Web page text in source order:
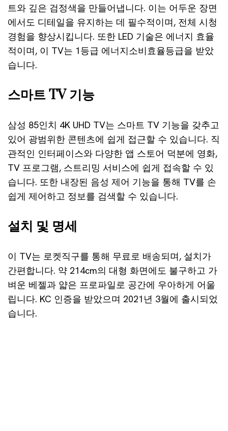
트와 깊은 검정색을 만들어냅니다. 이는 어두운 장면
에서도 디테일을 유지하는 데 필수적이며, 전체 시청
경험을 향상시킵니다. 또한 LED 기술은 에너지 효율
적이며, 이 TV는 1등급 에너지소비효율등급을 받았
습니다.
스마트 TV 기능
삼성 85인치 4K UHD TV는 스마트 TV 기능을 갖추고
있어 광범위한 콘텐츠에 쉽게 접근할 수 있습니다. 직
관적인 인터페이스와 다양한 앱 스토어 덕분에 영화,
TV 프로그램, 스트리밍 서비스에 쉽게 접속할 수 있
습니다. 또한 내장된 음성 제어 기능을 통해 TV를 손
쉽게 제어하고 정보를 검색할 수 있습니다.
설치 및 명세
이 TV는 로켓직구를 통해 무료로 배송되며, 설치가
간편합니다. 약 214cm의 대형 화면에도 불구하고 가
벼운 베젤과 얇은 프로파일로 공간에 우아하게 어울
립니다. KC 인증을 받았으며 2021년 3월에 출시되었
습니다.